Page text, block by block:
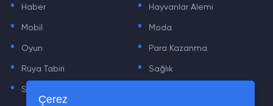
Haber Hayvanlar Alemi
. Mobil . Moda
. Oyun . Para Kazanma
. Rüya Tabiri . Sağlık
. Sinema .
Çerez